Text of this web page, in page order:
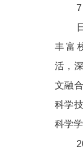
7
丰富
活，
文融
科学
科学